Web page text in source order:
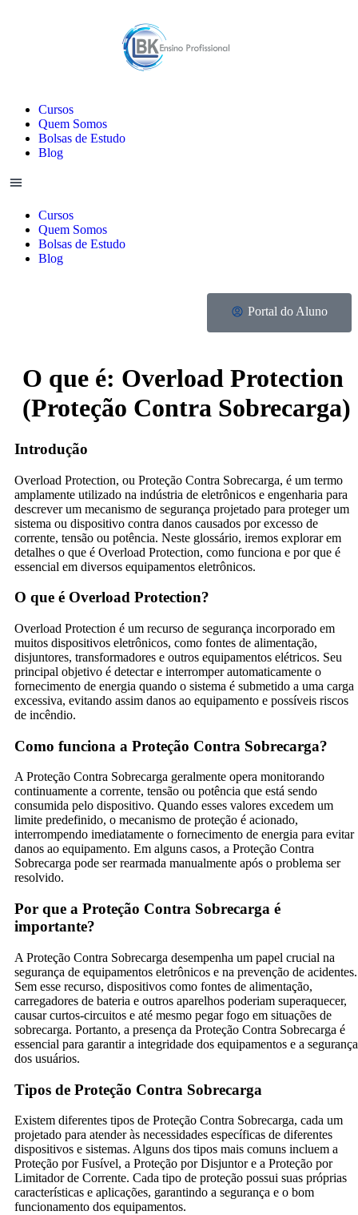
Cursos
Quem Somos
Bolsas de Estudo
Blog
Cursos
Quem Somos
Bolsas de Estudo
Blog
Portal do Aluno
O que é: Overload Protection
(Proteção Contra Sobrecarga)
Introdução
Overload Protection, ou Proteção Contra Sobrecarga, é um termo
amplamente utilizado na indústria de eletrônicos e engenharia para
descrever um mecanismo de segurança projetado para proteger um
sistema ou dispositivo contra danos causados por excesso de
corrente, tensão ou potência. Neste glossário, iremos explorar em
detalhes o que é Overload Protection, como funciona e por que é
essencial em diversos equipamentos eletrônicos.
O que é Overload Protection?
Overload Protection é um recurso de segurança incorporado em
muitos dispositivos eletrônicos, como fontes de alimentação,
disjuntores, transformadores e outros equipamentos elétricos. Seu
principal objetivo é detectar e interromper automaticamente o
fornecimento de energia quando o sistema é submetido a uma carga
excessiva, evitando assim danos ao equipamento e possíveis riscos
de incêndio.
Como funciona a Proteção Contra Sobrecarga?
A Proteção Contra Sobrecarga geralmente opera monitorando
continuamente a corrente, tensão ou potência que está sendo
consumida pelo dispositivo. Quando esses valores excedem um
limite predefinido, o mecanismo de proteção é acionado,
interrompendo imediatamente o fornecimento de energia para evitar
danos ao equipamento. Em alguns casos, a Proteção Contra
Sobrecarga pode ser rearmada manualmente após o problema ser
resolvido.
Por que a Proteção Contra Sobrecarga é
importante?
A Proteção Contra Sobrecarga desempenha um papel crucial na
segurança de equipamentos eletrônicos e na prevenção de acidentes.
Sem esse recurso, dispositivos como fontes de alimentação,
carregadores de bateria e outros aparelhos poderiam superaquecer,
causar curtos-circuitos e até mesmo pegar fogo em situações de
sobrecarga. Portanto, a presença da Proteção Contra Sobrecarga é
essencial para garantir a integridade dos equipamentos e a segurança
dos usuários.
Tipos de Proteção Contra Sobrecarga
Existem diferentes tipos de Proteção Contra Sobrecarga, cada um
projetado para atender às necessidades específicas de diferentes
dispositivos e sistemas. Alguns dos tipos mais comuns incluem a
Proteção por Fusível, a Proteção por Disjuntor e a Proteção por
Limitador de Corrente. Cada tipo de proteção possui suas próprias
características e aplicações, garantindo a segurança e o bom
funcionamento dos equipamentos.